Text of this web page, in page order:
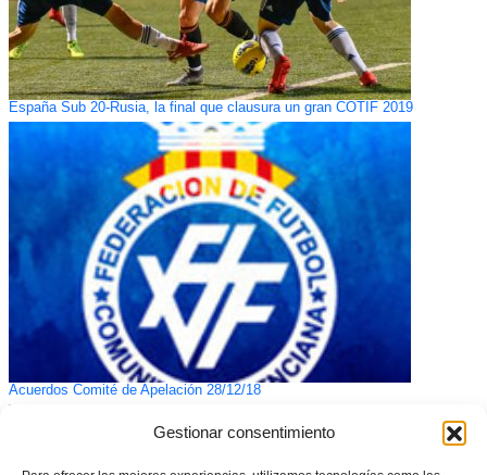
Gestionar consentimiento
España Sub 20-Rusia, la final que clausura un gran COTIF 2019
Acuerdos Comité de Apelación 28/12/18